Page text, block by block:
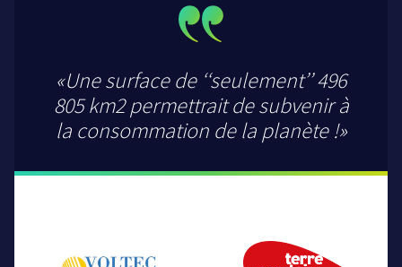
«Une surface de ‘‘seulement’’ 496
805 km2 permettrait de subvenir à
la consommation de la planète !»